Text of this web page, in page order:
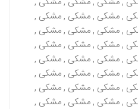
, مشکی , مشکی , مشکی ,
, مشکی , مشکی , مشکی ,
, مشکی , مشکی , مشکی ,
, مشکی , مشکی , مشکی ,
, مشکی , مشکی , مشکی ,
, مشکی , مشکی , مشکی ,
, مشکی , مشکی , مشکی ,